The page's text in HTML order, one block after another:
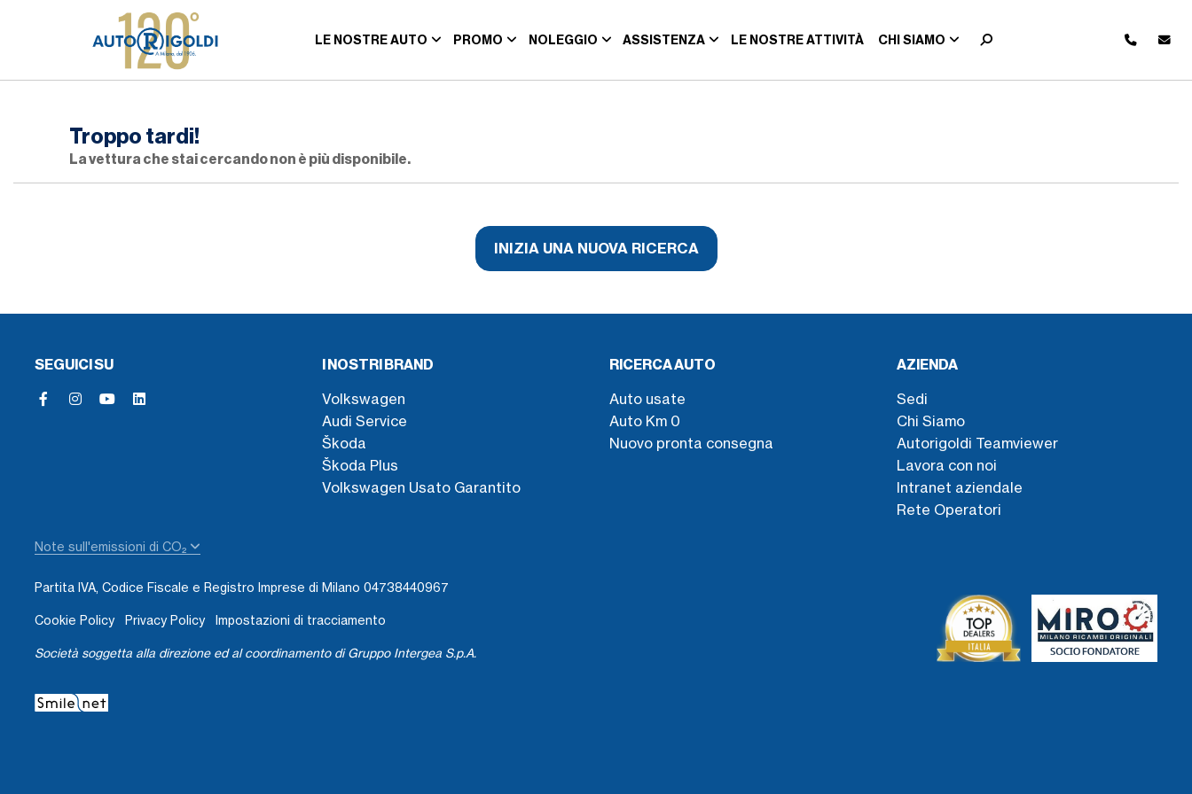
LE NOSTRE AUTO PROMO NOLEGGIO ASSISTENZA LE NOSTRE ATTIVITÀ CHI SIAMO
Troppo tardi!
La vettura che stai cercando non è più disponibile.
INIZIA UNA NUOVA RICERCA
SEGUICI SU I NOSTRI BRAND
Volkswagen
Audi Service
Škoda
Škoda Plus
Volkswagen Usato Garantito
RICERCA AUTO
Auto usate
Auto Km 0
Nuovo pronta consegna
AZIENDA
Sedi
Chi Siamo
Autorigoldi Teamviewer
Lavora con noi
Intranet aziendale
Rete Operatori
Note sull'emissioni di CO₂
Partita IVA, Codice Fiscale e Registro Imprese di Milano 04738440967
Cookie Policy Privacy Policy Impostazioni di tracciamento
Società soggetta alla direzione ed al coordinamento di Gruppo Intergea S.p.A.